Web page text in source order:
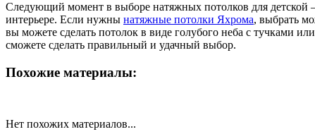
Следующий момент в выборе натяжных потолков для детской
интерьере. Если нужны натяжные потолки Яхрома, выбрать
вы можете сделать потолок в виде голубого неба с тучками
сможете сделать правильный и удачный выбор.
Похожие материалы:
Нет похожих материалов...